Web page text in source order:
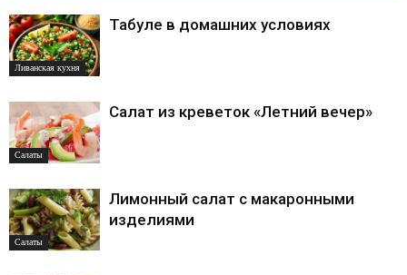
Ливанская кухня
Табуле в домашних условиях
Салаты
Салат из креветок «Летний вечер»
Салаты
Лимонный салат с макаронными
изделиями